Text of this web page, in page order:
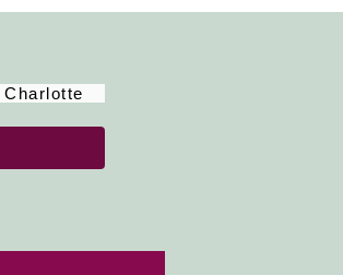
Charlotte